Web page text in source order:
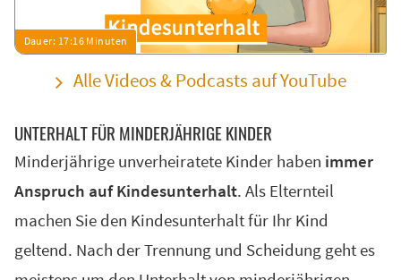
Alle Videos & Podcasts auf YouTube
UNTERHALT FÜR MINDERJÄHRIGE KINDER
Minderjährige unverheiratete Kinder haben immer
Anspruch auf Kindesunterhalt. Als Elternteil
machen Sie den Kindesunterhalt für Ihr Kind
geltend. Nach der Trennung und Scheidung geht es